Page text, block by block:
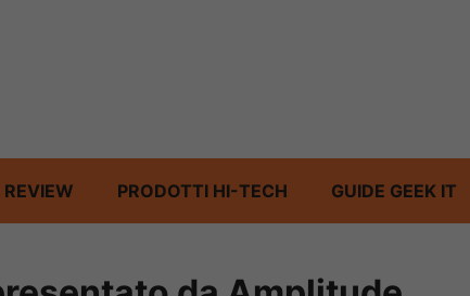
REVIEW PRODOTTI HI-TECH GUIDE GEEK IT